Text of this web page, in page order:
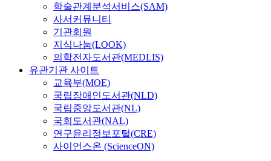
학술관계분석서비스(SAM)
사서커뮤니티
기관회원
지식나눔(LOOK)
의학전자도서관(MEDLIS)
유관기관 사이트
교육부(MOE)
국립장애인도서관(NLD)
국립중앙도서관(NL)
국회도서관(NAL)
연구윤리정보포털(CRE)
사이언스온 (ScienceON)